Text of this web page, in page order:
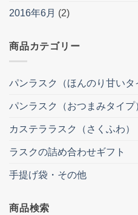
2016年6月 (2)
商品カテゴリー
パンラスク（ほんのり甘いタ
パンラスク（おつまみタイプ
カステララスク（さくふわ）
ラスクの詰め合わせギフト
手提げ袋・その他
商品検索